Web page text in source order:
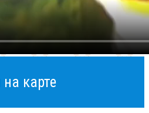
карте